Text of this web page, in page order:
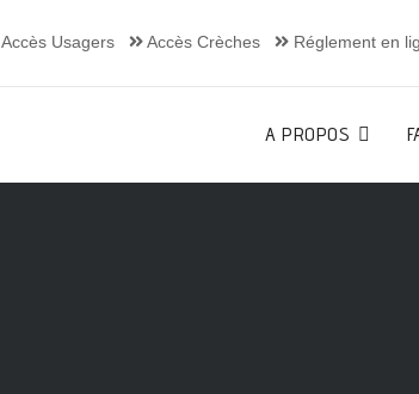
Accès Usagers Accès Crèches Réglement en
A PROPOS